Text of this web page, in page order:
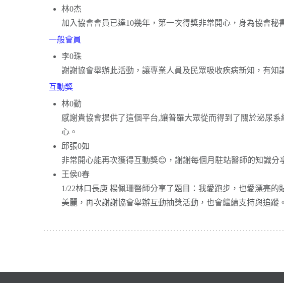
林0杰
加入協會會員已達10幾年，第一次得獎非常開心，身為協會
一般會員
李0珠
謝謝協會舉辦此活動，讓專業人員及民眾吸收疾病新知，有知
互動獎
林0勤
感謝貴協會提供了這個平台,讓普羅大眾從而得到了關於泌尿
心。
邱張0如
非常開心能再次獲得互動獎😊，謝謝每個月駐站醫師的知識分
王侯0春
1/22林口長庚 楊佩珊醫師分享了題目：我愛跑步，也愛漂亮
美麗，再次謝謝協會舉辦互動抽獎活動，也會繼續支持與追蹤。